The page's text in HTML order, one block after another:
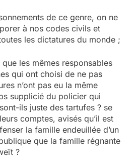
de ce genre, on ne
à nos codes civils et
les dictatures du monde ;
que les mêmes responsables
qui ont choisi de ne pas
n’ont pas eu la même
supplicié du policier qui
ils juste des tartufes ? se
comptes, avisés qu’il est
la famille endeuillée d’un
que la famille régnante
?